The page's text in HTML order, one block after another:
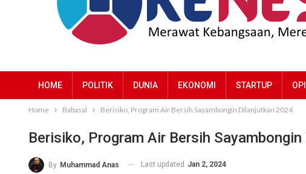
HOME POLITIK DUNIA EKONOMI STARTUP
Home Babasal Berisiko, Program Air Bersih Sayambongin Dilanjutkan 2024
Berisiko, Program Air Bersih
By Muhammad Anas Last updated Jan 2, 2024